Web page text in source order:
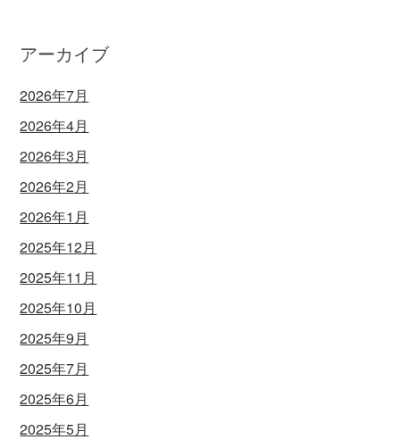
アーカイブ
2026年7月
2026年4月
2026年3月
2026年2月
2026年1月
2025年12月
2025年11月
2025年10月
2025年9月
2025年7月
2025年6月
2025年5月